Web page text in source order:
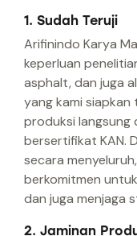
1. Sudah Teruji
Arifinindo Karya
keperluan
asphalt, dan juga
yang kami siapkan
produksi langsung
bersertifikat KAN.
secara
berkomitmen
dan juga menjaga
2. Jaminan